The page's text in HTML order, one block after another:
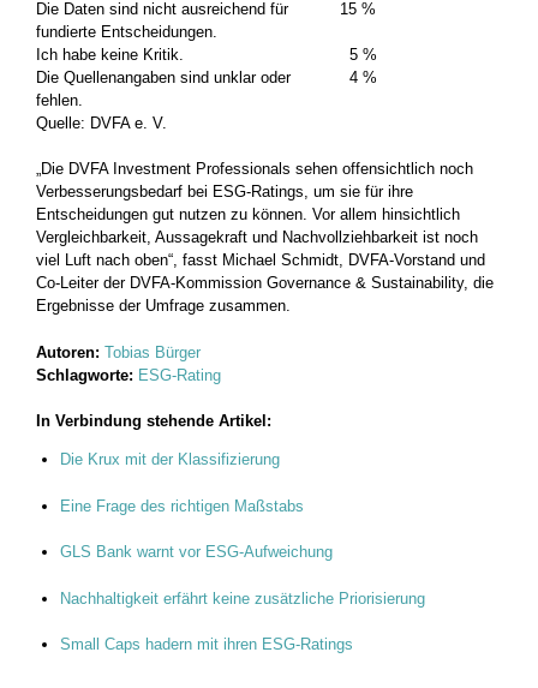
Die Daten sind nicht ausreichend für
fundierte Entscheidungen.
15 %
Ich habe keine Kritik.
5 %
Die Quellenangaben sind unklar oder
fehlen.
4 %
Quelle: DVFA e. V.
„Die DVFA Investment Professionals sehen offensichtlich noch
Verbesserungsbedarf bei ESG-Ratings, um sie für ihre
Entscheidungen gut nutzen zu können. Vor allem hinsichtlich
Vergleichbarkeit, Aussagekraft und Nachvollziehbarkeit ist noch
viel Luft nach oben“, fasst Michael Schmidt, DVFA-Vorstand und
Co-Leiter der DVFA-Kommission Governance & Sustainability, die
Ergebnisse der Umfrage zusammen.
Autoren: Tobias Bürger
Schlagworte: ESG-Rating
In Verbindung stehende Artikel:
Die Krux mit der Klassifizierung
Eine Frage des richtigen Maßstabs
GLS Bank warnt vor ESG-Aufweichung
Nachhaltigkeit erfährt keine zusätzliche Priorisierung
Small Caps hadern mit ihren ESG-Ratings